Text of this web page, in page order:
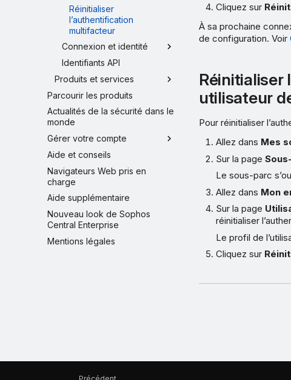
Réinitialiser
l’authentification
multifacteur
Connexion et identité
Identifiants API
Produits et services
Parcourir les produits
Actualités de la sécurité dans le
monde
Gérer votre compte
Aide et conseils
Navigateurs Web pris en
charge
Aide supplémentaire
Nouveau look de Sophos
Central Enterprise
Mentions légales
Cliquez sur
À sa prochaine
de configuration. Voir
Réinitialiser
utilisateur
Pour réinitialiser
Allez dans Mes
Sur la page
Le sous-parc
Allez dans Mon
Sur la page
réinitialiser
Le profil de
Cliquez sur